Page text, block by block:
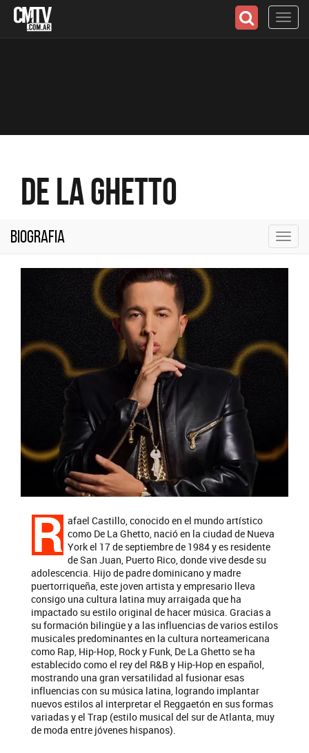
De La Ghetto
Biografia
R afael Castillo, conocido en el mundo artístico
como De La Ghetto, nació en la ciudad de Nueva
York el 17 de septiembre de 1984 y es residente
de San Juan, Puerto Rico, donde vive desde su
adolescencia. Hijo de padre dominicano y madre
puertorriqueña, este joven artista y empresario lleva
consigo una cultura latina muy arraigada que ha
impactado su estilo original de hacer música. Gracias a
su formación bilingüe y a las influencias de varios estilos
musicales predominantes en la cultura norteamericana
como Rap, Hip-Hop, Rock y Funk, De La Ghetto se ha
establecido como el rey del R&B y Hip-Hop en español,
mostrando una gran versatilidad al fusionar esas
influencias con su música latina, logrando implantar
nuevos estilos al interpretar el Reggaetón en sus formas
variadas y el Trap (estilo musical del sur de Atlanta, muy
de moda entre jóvenes hispanos).